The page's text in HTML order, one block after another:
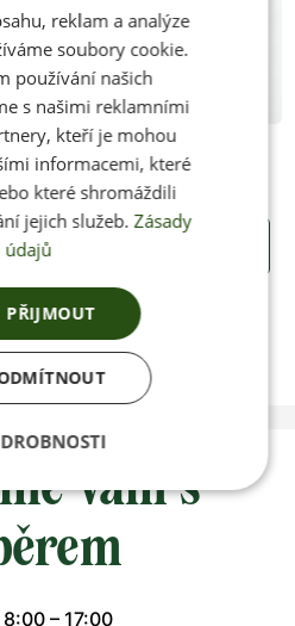
vám s
– 17:00
ENGLISH
reklam a analýze
soubory cookie.
používání našich
s našimi reklamními
kteří je mohou
informacemi, které
které shromáždili
jejich služeb. Zásady
údajů
PŘIJMOUT